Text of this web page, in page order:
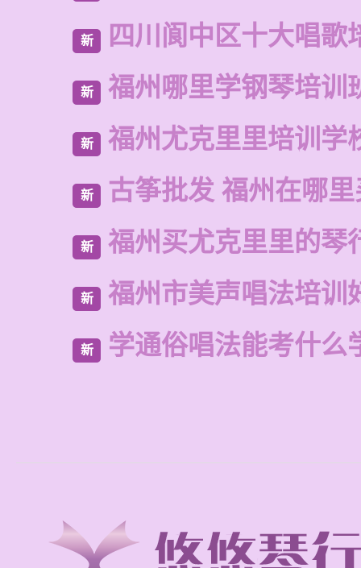
新 四川阆中区十大唱歌
新 福州哪里学钢琴培训
新 福州尤克里里培训学
新 古筝批发 福州在哪
新 福州买尤克里里的琴
新 福州市美声唱法培训
新 学通俗唱法能考什么